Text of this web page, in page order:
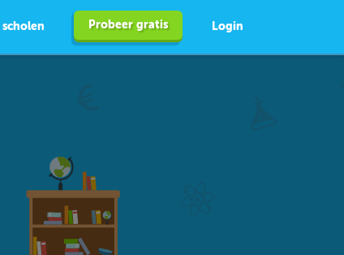
Probeer gratis Login